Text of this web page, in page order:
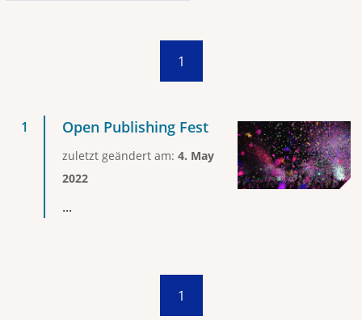
1
Open Publishing Fest
zuletzt geändert am: 4. May
2022
...
1